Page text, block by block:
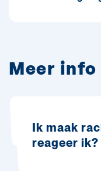
Meer info
Ik maak
reageer ik?